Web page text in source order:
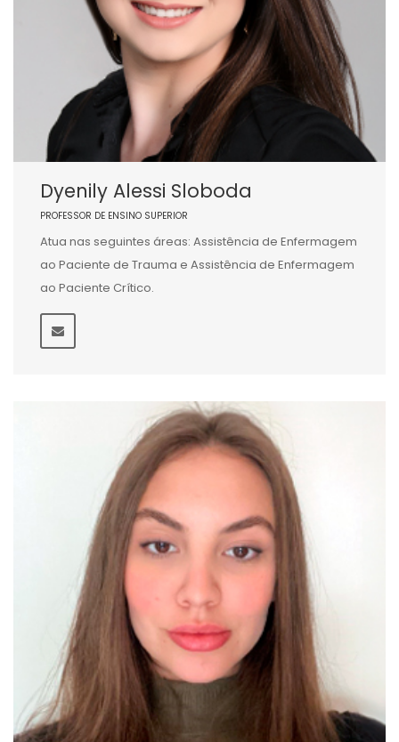
Dyenily Alessi Sloboda
PROFESSOR DE ENSINO SUPERIOR
Atua nas seguintes áreas: Assistência de Enfermagem
ao Paciente de Trauma e Assistência de Enfermagem
ao Paciente Crítico.